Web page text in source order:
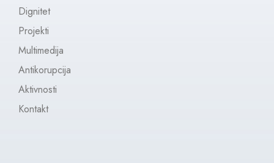
Dignitet
Projekti
Multimedija
Antikorupcija
Aktivnosti
Kontakt